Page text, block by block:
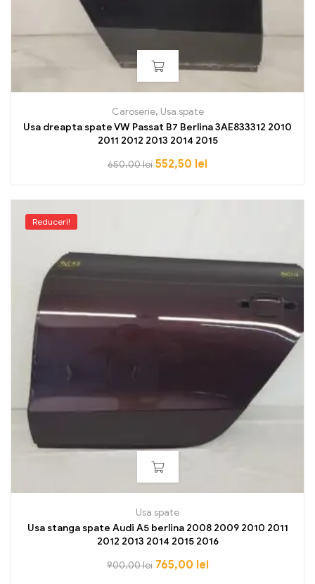
Caroserie, Usa spate
Usa dreapta spate VW Passat B7 Berlina 3AE833312 2010
2011 2012 2013 2014 2015
650,00lei 552,50 lei
Reduceri!
Usa spate
Usa stanga spate Audi A5 berlina 2008 2009 2010 2011
2012 2013 2014 2015 2016
900,00lei 765,00 lei